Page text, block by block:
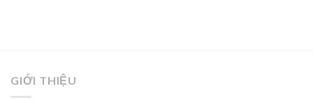
GIỚI THIỆU